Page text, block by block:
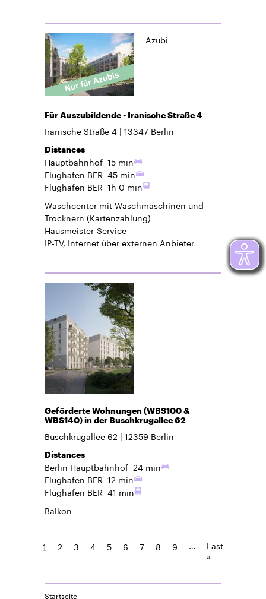
Azubi
Für Auszubildende - Iranische Straße 4
Iranische Straße 4 13347 Berlin
Distances
Hauptbahnhof 15 min
Flughafen BER 45 min
Flughafen BER 1h 0 min
Waschcenter mit Waschmaschinen und
Trocknern (Kartenzahlung)
Hausmeister-Service
IP-TV, Internet über externen Anbieter
Geförderte Wohnungen (WBS100 &
WBS140) in der Buschkrugallee 62
Buschkrugallee 62 12359 Berlin
Distances
Berlin Hauptbahnhof 24 min
Flughafen BER 12 min
Flughafen BER 41 min
Balkon
1 2 3 4 5 6 7 8 9 … Last
»
Startseite